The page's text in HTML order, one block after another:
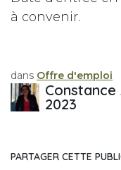
à convenir.
dans Offre d'emploi
2023
PARTAGER CETTE